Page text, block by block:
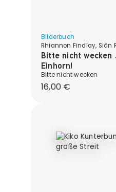
Bilderbuch
Rhiannon Findlay, Siân
Bitte nicht wecken
Einhorn!
Bitte nicht wecken
Regulärer Preis:
16,00 €